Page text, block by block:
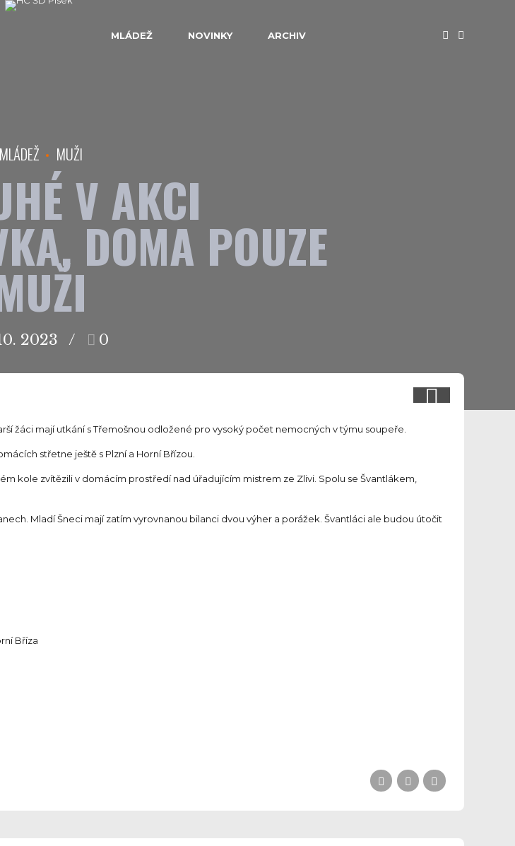
MLÁDEŽ NOVINKY ARCHIV
MLÁDEŽ MUŽI
V AKCI
DOMA POUZE
2023 0
žáci mají utkání s Třemošnou odložené pro vysoký počet nemocných v týmu soupeře.
střetne ještě s Plzní a Horní Břízou.
kole zvítězili v domácím prostředí nad úřadujícím mistrem ze Zlivi. Spolu se Švantlákem,
Mladí Šneci mají zatím vyrovnanou bilanci dvou výher a porážek. Švantláci ale budou útočit
Bříza